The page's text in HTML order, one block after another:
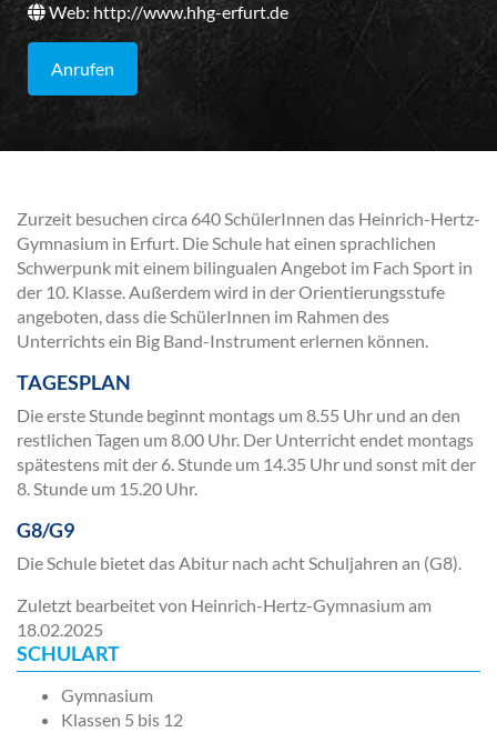
Web:http://www.hhg-erfurt.de
Anrufen
Zurzeit besuchen circa 640 SchülerInnen das Heinrich-Hertz-
Gymnasium in Erfurt. Die Schule hat einen sprachlichen
Schwerpunk mit einem bilingualen Angebot im Fach Sport in
der 10. Klasse. Außerdem wird in der Orientierungsstufe
angeboten, dass die SchülerInnen im Rahmen des
Unterrichts ein Big Band-Instrument erlernen können.
TAGESPLAN
Die erste Stunde beginnt montags um 8.55 Uhr und an den
restlichen Tagen um 8.00 Uhr. Der Unterricht endet montags
spätestens mit der 6. Stunde um 14.35 Uhr und sonst mit der
8. Stunde um 15.20 Uhr.
G8/G9
Die Schule bietet das Abitur nach acht Schuljahren an (G8).
Zuletzt bearbeitet von Heinrich-Hertz-Gymnasium am
18.02.2025
SCHULART
Gymnasium
Klassen 5 bis 12